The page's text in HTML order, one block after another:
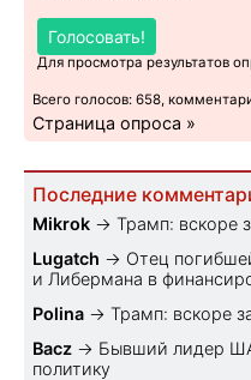
Голосовать!
Для просмотра результатов
Всего голосов: 658,
Страница опроса »
Последние
Mikrok → Трамп: вскоре
Lugatch → Отец
и Либермана в
Polina → Трамп: вскоре
Bacz → Бывший лидер
политику